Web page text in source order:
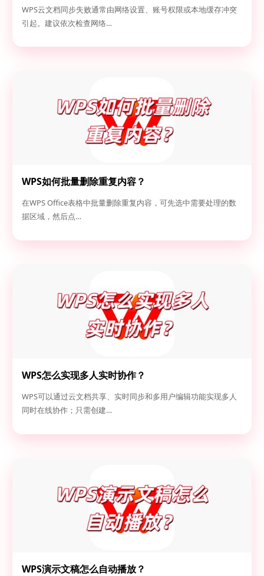
WPS云文档同步失败通常由网络设置、账号权限或本地缓存冲突
引起。建议依次检查网络…
WPS如何批量删除重复内容？
在WPS Office表格中批量删除重复内容，可先选中需要处理的数
据区域，然后点…
WPS怎么实现多人实时协作？
WPS可以通过云文档共享、实时同步和多用户编辑功能实现多人
同时在线协作；只需创建…
WPS演示文稿怎么自动播放？